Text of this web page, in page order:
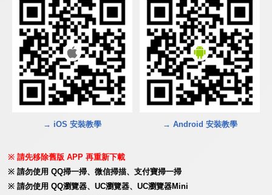
→ iOS 安裝教學 → Android 安裝教學
請先移除舊版 APP 再重新下載
請勿使用 QQ掃一掃、微信掃描、支付寶掃一掃
請勿使用 QQ瀏覽器、UC瀏覽器、UC瀏覽器Mini